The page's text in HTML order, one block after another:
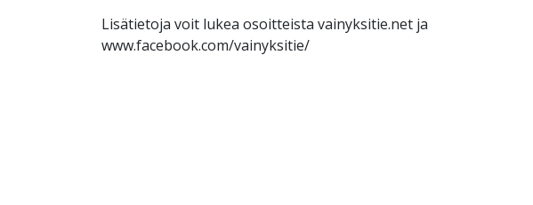
Lisätietoja voit lukea osoitteista vainyksitie.net ja
www.facebook.com/vainyksitie/